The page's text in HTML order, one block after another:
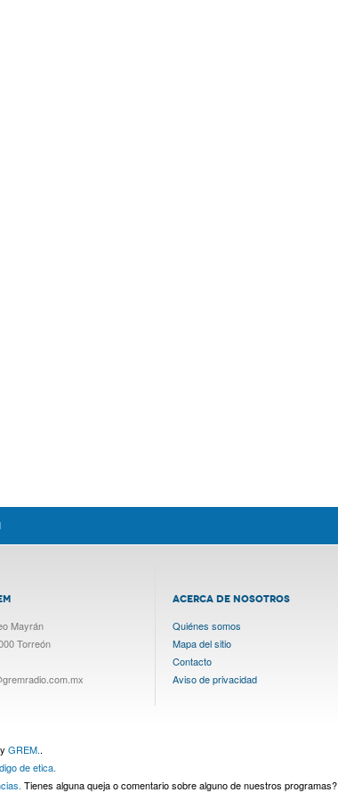
Mayrán
Torreón
ACERCA DE NOSOTROS
Quiénes somos
Mapa del sitio
Contacto
Aviso de privacidad
GREM..
de etica.
Tienes alguna queja o comentario sobre alguno de nuestros programas?